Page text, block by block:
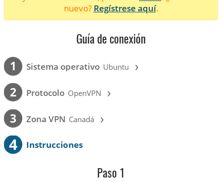
nuevo? Regístrese aquí.
Guía de conexión
1 Sistema operativo Ubuntu ›
2 Protocolo OpenVPN ›
3 Zona VPN Canadá ›
4 Instrucciones
Paso 1